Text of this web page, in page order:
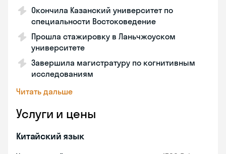
Окончила Казанский университет по
специальности Востоковедение
Прошла стажировку в Ланьчжоуском
университете
Завершила магистратуру по когнитивным
исследованиям
Читать дальше
Услуги и цены
Китайский язык